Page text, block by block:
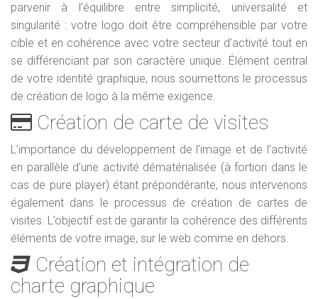
parvenir à l’équilibre entre simplicité, universalité et
singularité : votre logo doit être compréhensible par votre
cible et en cohérence avec votre secteur d’activité tout en
se différenciant par son caractère unique. Élément central
de votre identité graphique, nous soumettons le processus
de création de logo à la même exigence.
Création de carte de visites
L’importance du développement de l’image et de l’activité
en parallèle d’une activité dématérialisée (à fortiori dans le
cas de pure player) étant prépondérante, nous intervenons
également dans le processus de création de cartes de
visites. L’objectif est de garantir la cohérence des différents
éléments de votre image, sur le web comme en dehors.
Création et intégration de
charte graphique